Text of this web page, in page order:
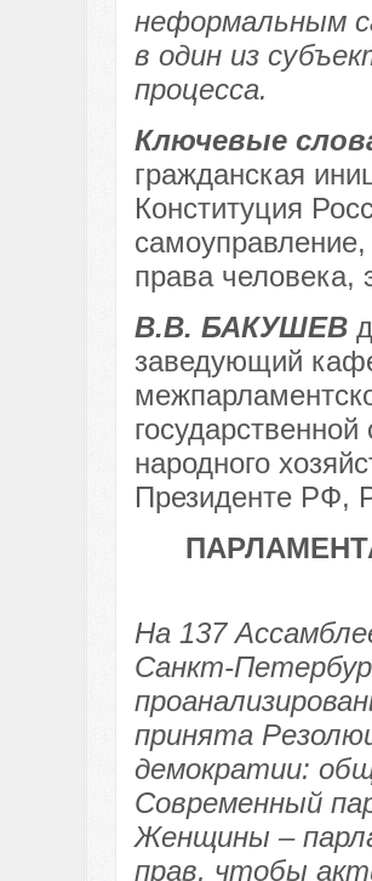
неформальным
в один из
процесса.
Ключевые
гражданская
Конституция
права человека,
В.В. БАКУШЕВ
заведующий
народного
Президенте РФ,
На 137
Санкт-
принята
демократии:
Современный
Женщины –
прав, чтобы